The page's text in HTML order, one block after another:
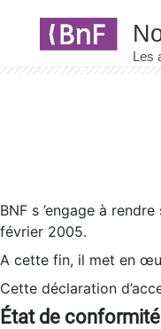
BNF s ’engage à
février 2005.
A cette fin, il met en
Cette déclaration
État de conformité